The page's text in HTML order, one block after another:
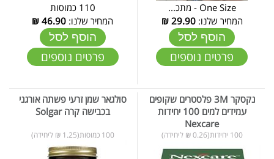
One Size - מתכ...
המחיר שלנו:29.90
₪
הוסף לסל
פרטים נוספים
110 כמוסות
המחיר שלנו: 46.90
₪
הוסף לסל
פרטים נוספים
נקסקר 3M פלסטרים שקופים
עמידים למים 100 יחידות
Nexcare
100 יחידות(0.26 ₪ ליחידה)
סולגאר שמן זרעי פשתה אורגני
בכבישה קרה Solgar
100 כמוסות(1.25 ₪ ליחידה)